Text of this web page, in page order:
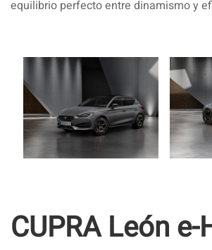
equilibrio perfecto entre dinamismo y
CUPRA León e-